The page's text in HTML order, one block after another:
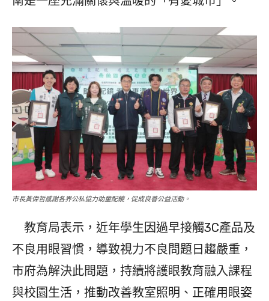
市長黃偉哲感謝各界公私協力助童配鏡，促成良善公益活動。
教育局表示，近年學生因過早接觸3C產品及
不良用眼習慣，導致視力不良問題日趨嚴重，
市府為解決此問題，持續將護眼教育融入課程
與校園生活，推動改善教室照明、正確用眼姿